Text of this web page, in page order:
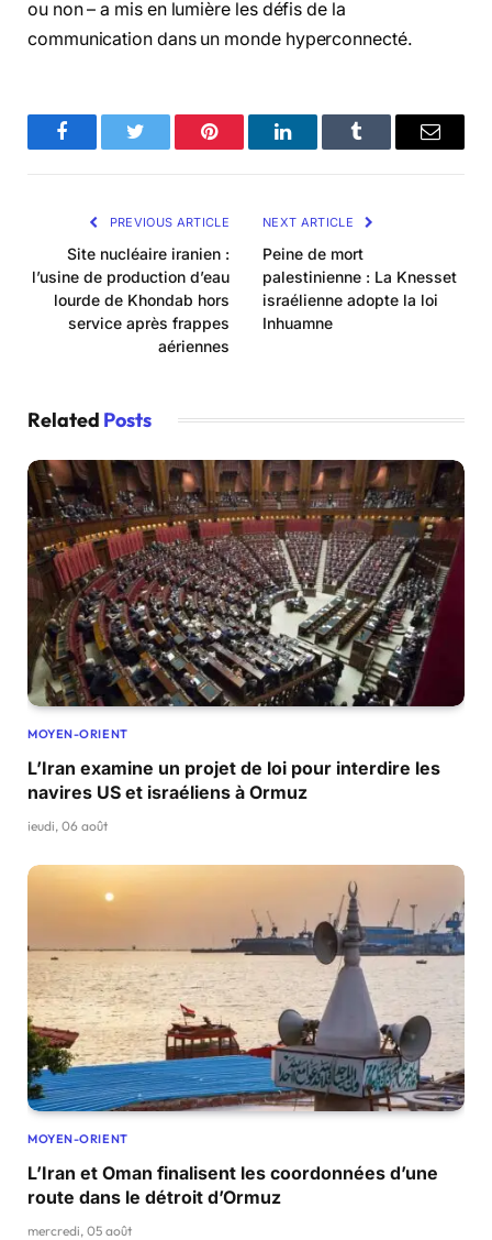
ou non – a mis en lumière les défis de la
communication dans un monde hyperconnecté.
FacebookTwitter Pinterest LinkedInTumblr Email
PREVIOUS ARTICLE
Site nucléaire iranien :
l’usine de production d’eau
lourde de Khondab hors
service après frappes
aériennes
NEXT ARTICLE
Peine de mort
palestinienne : La Knesset
israélienne adopte la loi
Inhuamne
Related Posts
MOYEN-ORIENT
L’Iran examine un projet de loi pour interdire les
navires US et israéliens à Ormuz
jeudi, 06 août
MOYEN-ORIENT
L’Iran et Oman finalisent les coordonnées d’une
route dans le détroit d’Ormuz
mercredi, 05 août